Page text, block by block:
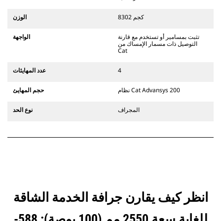
يستخدم مفصلات قارنة التوصيل السريعة
الثابتة. تتميز قارنات التوصيل المخصصة
الوزن 8302 كجم
الواجهة
تثبت بمسامير أو تستخدم مع قارنة
التوصيل ذات مسمار الإمساك من
Cat
عدد المهايئات 4
حجم المهايئ نظام Cat Advansys 200
نوع الحد المجراف
انظر كيف يقارن جرافة الخدمة الشاقة